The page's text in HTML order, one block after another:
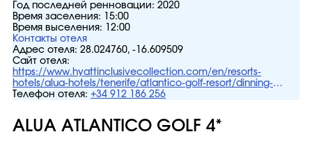
Год последней ренновации: 2020
Время заселения:
15:00
Время выселения:
12:00
Контакты отеля
Адрес отеля: 28.024760, -16.609509
Сайт отеля:
https://www.hyattinclusivecollection.com/en/resorts-
hotels/alua-hotels/tenerife/atlantico-golf-resort/dinning-
drinks/
Телефон отеля: +34 912 186 256
ALUA ATLANTICO GOLF 4*